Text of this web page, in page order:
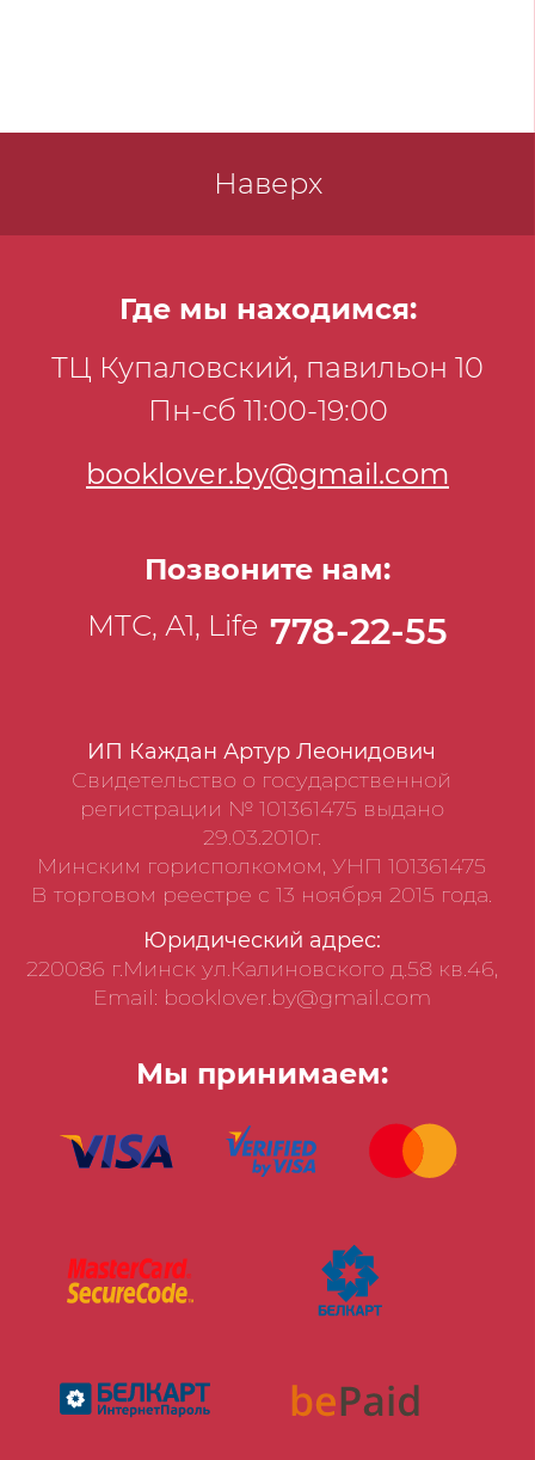
Наверх
ИП Каждан Артур Леонидович
Свидетельство о государственной
регистрации № 101361475 выдано
29.03.2010г.
Минским горисполкомом, УНП 101361475
В торговом реестре с 13 ноября 2015 года.
Юридический адрес:
220086 г.Минск ул.Калиновского д.58 кв.46,
Email: booklover.by@gmail.com
Мы принимаем:
Где мы находимся:
ТЦ Купаловский, павильон 10
Пн-сб 11:00-19:00
booklover.by@gmail.com
Позвоните нам:
МТС, А1, Life 778-22-55